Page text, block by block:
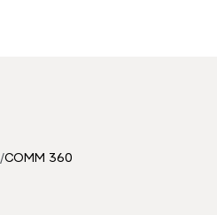
/COMM 360